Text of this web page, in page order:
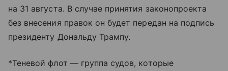
на 31 августа. В случае принятия законопроекта
без внесения правок он будет передан на подпись
президенту Дональду Трампу.
*Теневой флот — группа судов, которые